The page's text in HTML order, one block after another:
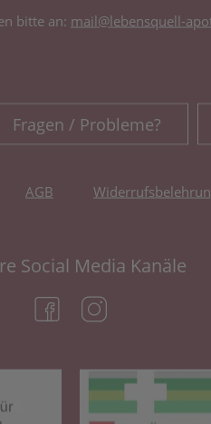
bitte an: mail@lebensquell-
Fragen / Probleme?
AGB
Social Media Kanäle
(öffnet in neuem Tab)
(öffnet in neuem Tab)